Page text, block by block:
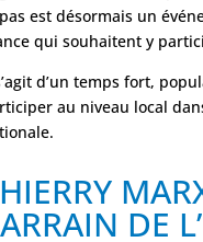
est désormais un
qui souhaitent y
d’un temps fort,
au niveau local
DE